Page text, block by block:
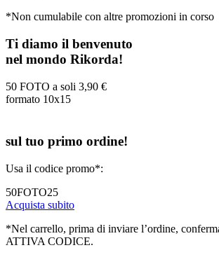
*Non cumulabile con altre promozioni in corso
Ti diamo il benvenuto
nel mondo Rikorda!
50 FOTO a soli 3,90 €
formato 10x15
sul tuo primo ordine!
Usa il codice promo*:
50FOTO25
Acquista subito
*Nel carrello, prima di inviare l’ordine,
ATTIVA CODICE.